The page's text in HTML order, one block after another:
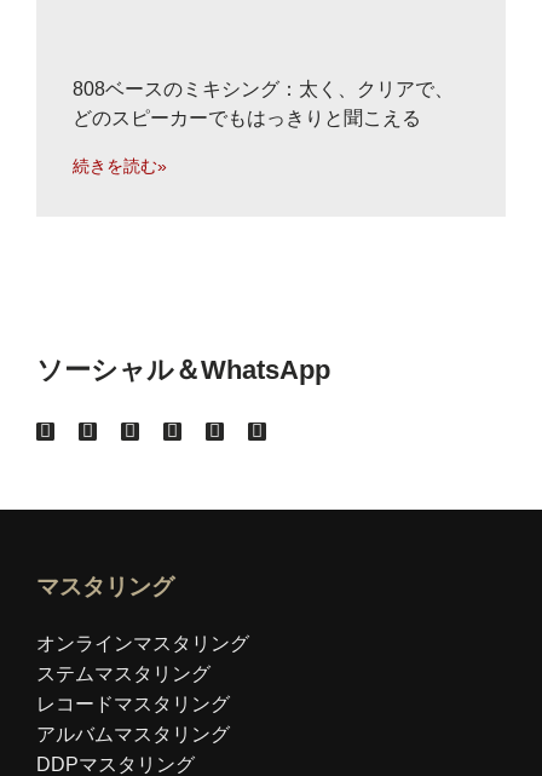
808ベースのミキシング：太く、クリアで、
どのスピーカーでもはっきりと聞こえる
続きを読む»
ソーシャル＆WhatsApp
マスタリング
オンラインマスタリング
ステムマスタリング
レコードマスタリング
アルバムマスタリング
DDPマスタリング